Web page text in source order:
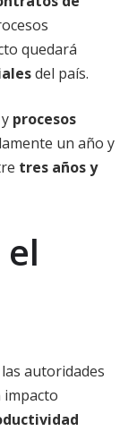
quedará
del país.
y procesos
un año y
tres años y
autoridades